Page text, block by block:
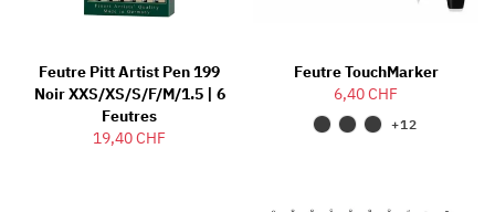
Feutre Pitt Artist Pen 199
Noir XXS/XS/S/F/M/1.5 | 6
Feutres
19,40 CHF
Feutre TouchMarker
6,40 CHF
+12